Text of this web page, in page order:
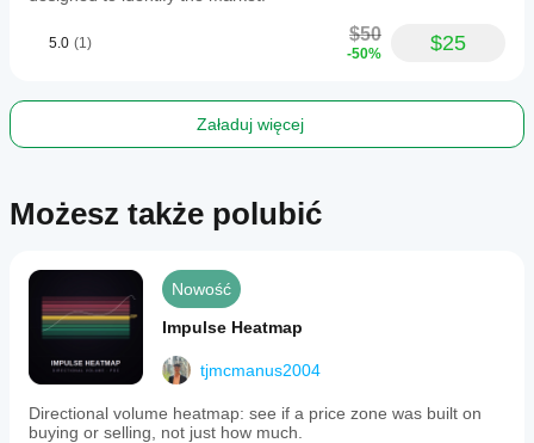
5.0 (1) $50
-50% $25
Załaduj więcej
Możesz także polubić
Nowość
Impulse Heatmap
tjmcmanus2004
Directional volume heatmap: see if a price zone was built on
buying or selling, not just how much.